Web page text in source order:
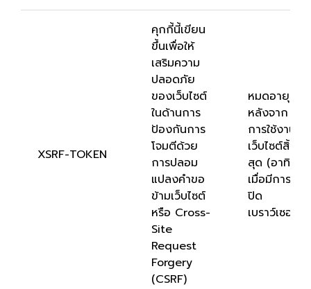
XSRF-TOKEN
คุกกี้นี้เขียน
ขึ้นเพื่อให้
เสริมความ
ปลอดภัย
ของเว็บไซต์
ในด้านการ
ป้องกันการ
โจมตีด้วย
การปลอม
แปลงคำขอ
ข้ามเว็บไซต์
หรือ Cross-
Site
Request
Forgery
(CSRF)
หมดอายุ
หลังจาก
การใช้งาน
เว็บไซต์สิ้น
สุด (อาทิ
เมื่อมีการ
ปิด
เบราว์เซอร์)